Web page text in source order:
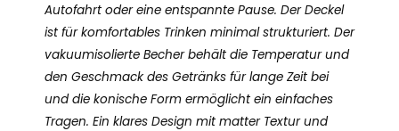
Autofahrt oder eine entspannte Pause. Der Deckel
ist für komfortables Trinken minimal strukturiert. Der
vakuumisolierte Becher behält die Temperatur und
den Geschmack des Getränks für lange Zeit bei
und die konische Form ermöglicht ein einfaches
Tragen. Ein klares Design mit matter Textur und